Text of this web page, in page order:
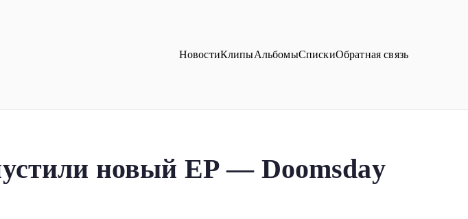
НовостиКлипыАльбомыСпискиОбратная связь
новый ЕР — Doomsday